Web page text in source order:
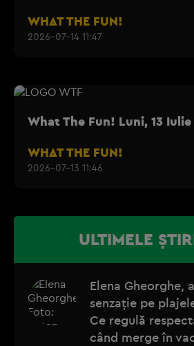
WHAT THE FUN!
2026-07-14 11:47
What The Fun! Luni, 13
WHAT THE FUN!
2026-07-13 11:46
ULTIMELE
Elena Gheorghe,
senzație pe
Ce regulă
când merge în